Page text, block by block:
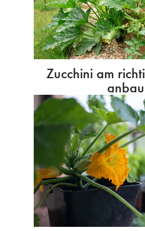
Zucchini am